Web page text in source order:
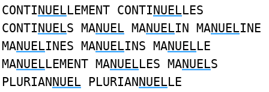
CONTINUELLEMENT CONTINUELLES
CONTINUELS MANUEL MANUELIN MANUELINE
MANUELINES MANUELINS MANUELLE
MANUELLEMENT MANUELLES MANUELS
PLURIANNUEL PLURIANNUELLE